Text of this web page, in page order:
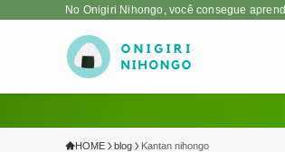
No Onigiri Nihongo, você consegue
HOME blog Kantan nihongo